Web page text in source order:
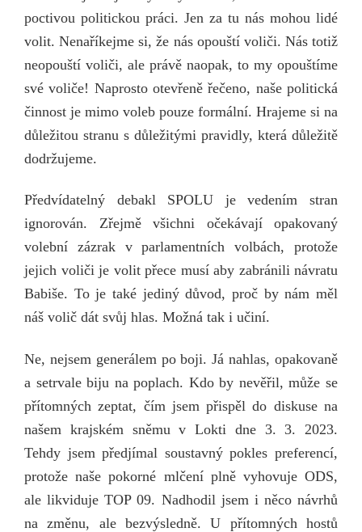
poctivou politickou práci. Jen za tu nás mohou lidé
volit. Nenaříkejme si, že nás opouští voliči. Nás totiž
neopouští voliči, ale právě naopak, to my opouštíme
své voliče! Naprosto otevřeně řečeno, naše politická
činnost je mimo voleb pouze formální. Hrajeme si na
důležitou stranu s důležitými pravidly, která důležitě
dodržujeme.
Předvídatelný debakl SPOLU je vedením stran
ignorován. Zřejmě všichni očekávají opakovaný
volební zázrak v parlamentních volbách, protože
jejich voliči je volit přece musí aby zabránili návratu
Babiše. To je také jediný důvod, proč by nám měl
náš volič dát svůj hlas. Možná tak i učiní.
Ne, nejsem generálem po boji. Já nahlas, opakovaně
a setrvale biju na poplach. Kdo by nevěřil, může se
přítomných zeptat, čím jsem přispěl do diskuse na
našem krajském sněmu v Lokti dne 3. 3. 2023.
Tehdy jsem předjímal soustavný pokles preferencí,
protože naše pokorné mlčení plně vyhovuje ODS,
ale likviduje TOP 09. Nadhodil jsem i něco návrhů
na změnu, ale bezvýsledně. U přítomných hostů